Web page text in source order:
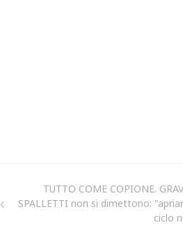
TUTTO COME COPIONE.
SPALLETTI non si dimettono:
ciclo